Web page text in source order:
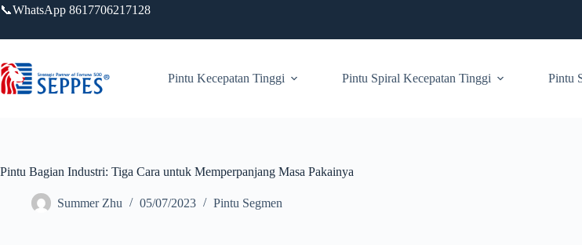
Lewati
📞WhatsApp 8617706217128
Pintu Kecepatan Tinggi Pintu Spiral Kecepatan Tinggi Pintu
Pintu Bagian Industri: Tiga Cara untuk Memperpanjang Masa Pakainya
Summer Zhu 05/07/2023 Pintu Segmen